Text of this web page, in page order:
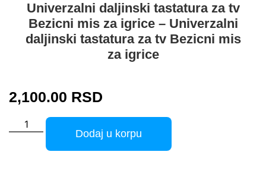
Univerzalni daljinski tastatura za tv
Bezicni mis za igrice – Univerzalni
daljinski tastatura za tv Bezicni mis
za igrice
2,100.00 RSD
Dodaj u korpu